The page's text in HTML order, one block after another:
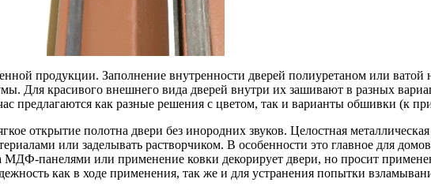
продукции. Заполнение внутренности дверей полиуретаном или ватой
Для красивого внешнего вида дверей внутри их зашивают в разных
предлагаются как разные решения с цветом, так и варианты обшивки (к
открытие полотна двери без инородних звуков. Целостная
или заделывать растворчиком. В особенности это главное для домов
панелями или применение ковки декорирует двери, но просит
как в ходе применения, так же и для устранения попытки